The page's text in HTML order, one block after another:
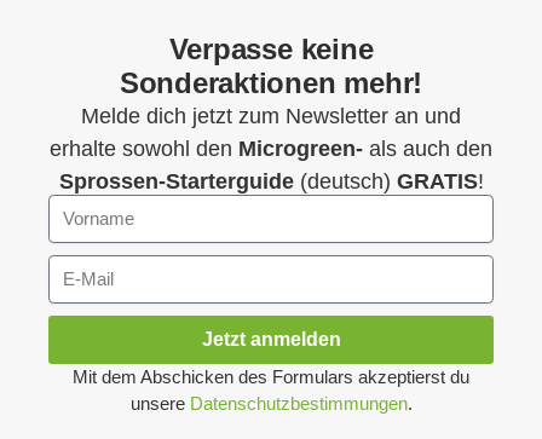
Verpasse keine
Sonderaktionen mehr!
Melde dich jetzt zum Newsletter an und
erhalte sowohl den Microgreen- als auch den
Sprossen-Starterguide(deutsch) GRATIS!
Jetzt anmelden
Mit dem Abschicken des Formulars akzeptierst du
unsere Datenschutzbestimmungen.